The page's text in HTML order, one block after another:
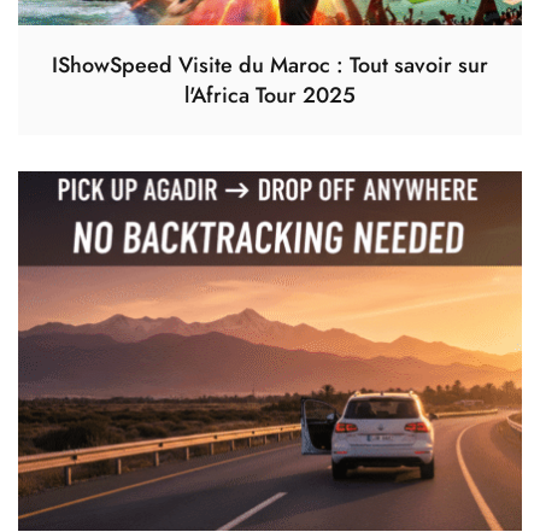
IShowSpeed Visite du Maroc : Tout savoir sur
l'Africa Tour 2025